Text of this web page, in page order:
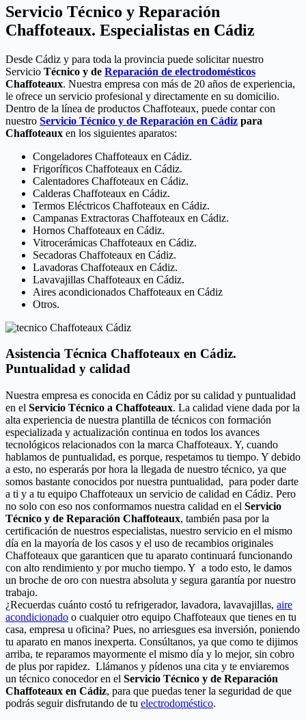
Servicio Técnico y Reparación
Chaffoteaux. Especialistas en Cádiz
Desde Cádiz y para toda la provincia puede solicitar nuestro
Servicio Técnico y de Reparación de electrodomésticos
Chaffoteaux. Nuestra empresa con más de 20 años de experiencia,
le ofrece un servicio profesional y directamente en su domicilio.
Dentro de la línea de productos Chaffoteaux, puede contar con
nuestro Servicio Técnico y de Reparación en Cádiz para
Chaffoteaux en los siguientes aparatos:
Congeladores Chaffoteaux en Cádiz.
Frigoríficos Chaffoteaux en Cádiz.
Calentadores Chaffoteaux en Cádiz.
Calderas Chaffoteaux en Cádiz.
Termos Eléctricos Chaffoteaux en Cádiz.
Campanas Extractoras Chaffoteaux en Cádiz.
Hornos Chaffoteaux en Cádiz.
Vitrocerámicas Chaffoteaux en Cádiz.
Secadoras Chaffoteaux en Cádiz.
Lavadoras Chaffoteaux en Cádiz.
Lavavajillas Chaffoteaux en Cádiz.
Aires acondicionados Chaffoteaux en Cádiz
Otros.
Asistencia Técnica Chaffoteaux en Cádiz.
Puntualidad y calidad
Nuestra empresa es conocida en Cádiz por su calidad y puntualidad
en el Servicio Técnico a Chaffoteaux. La calidad viene dada por la
alta experiencia de nuestra plantilla de técnicos con formación
especializada y actualización continua en todos los avances
tecnológicos relacionados con la marca Chaffoteaux. Y, cuando
hablamos de puntualidad, es porque, respetamos tu tiempo. Y debido
a esto, no esperarás por hora la llegada de nuestro técnico, ya que
somos bastante conocidos por nuestra puntualidad, para poder darte
a ti y a tu equipo Chaffoteaux un servicio de calidad en Cádiz. Pero
no solo con eso nos conformamos nuestra calidad en el Servicio
Técnico y de Reparación Chaffoteaux, también pasa por la
certificación de nuestros especialistas, nuestro servicio en el mismo
día en la mayoría de los casos y el uso de recambios originales
Chaffoteaux que garanticen que tu aparato continuará funcionando
con alto rendimiento y por mucho tiempo. Y a todo esto, le damos
un broche de oro con nuestra absoluta y segura garantía por nuestro
trabajo.
¿Recuerdas cuánto costó tu refrigerador, lavadora, lavavajillas, aire
acondicionado o cualquier otro equipo Chaffoteaux que tienes en tu
casa, empresa u oficina? Pues, no arriesgues esa inversión, poniendo
tu aparato en manos inexperta. Consúltanos, ya que como te dijimos
arriba, te reparamos mayormente el mismo día y lo mejor, sin cobro
de plus por rapidez. Llámanos y pídenos una cita y te enviaremos
un técnico conocedor en el Servicio Técnico y de Reparación
Chaffoteaux en Cádiz, para que puedas tener la seguridad de que
podrás seguir disfrutando de tu electrodoméstico.